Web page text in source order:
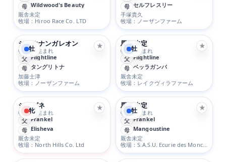
母 Wildwood's Beauty
厩舎未定
牧場：Hiroo Race Co. LTD
母 セルフレスリー
手塚貴久
牧場：ノーザンファーム
牡 ★
ショウナンガレオン
牡 2/13生まれ
父 Flightline
母 タングリトナ
加藤士津
牧場：ノーザンファーム
牡 ★
馬名未定
牡 3/9生まれ
父 Flightline
母 ベッラガンバ
厩舎未定
牧場：レイクヴィラファーム
牝 ★
シュピネ
牝 4/18生まれ
父 Frankel
母 Elisheva
厩舎未定
牧場：North Hills Co. Ltd
牡 ★
馬名未定
牡 2/9生まれ
父 Frankel
母 Mangoustine
厩舎未定
牧場：S.A.S.U. Ecurie des Monceaux Qatar Bloodstock Ltd et al.